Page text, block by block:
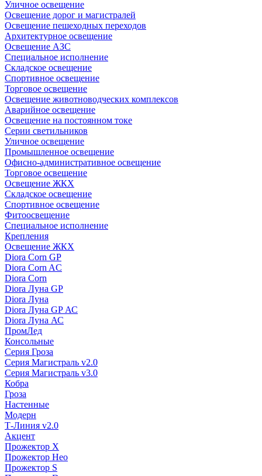
Уличное освещение
Освещение дорог и магистралей
Освещение пешеходных переходов
Архитектурное освещение
Освещение АЗС
Специальное исполнение
Складское освещение
Спортивное освещение
Торговое освещение
Освещение животноводческих комплексов
Аварийное освещение
Освещение на постоянном токе
Серии светильников
Уличное освещение
Промышленное освещение
Офисно-административное освещение
Торговое освещение
Освещение ЖКХ
Складское освещение
Спортивное освещение
Фитоосвещение
Специальное исполнение
Крепления
Освещение ЖКХ
Diora Corn GP
Diora Corn AC
Diora Corn
Diora Луна GP
Diora Луна
Diora Луна GP АС
Diora Луна АС
ПромЛед
Консольные
Серия Гроза
Серия Магистраль v2.0
Серия Магистраль v3.0
Кобра
Гроза
Настенные
Модерн
Т-Линия v2.0
Акцент
Прожектор X
Прожектор Нео
Прожектор S